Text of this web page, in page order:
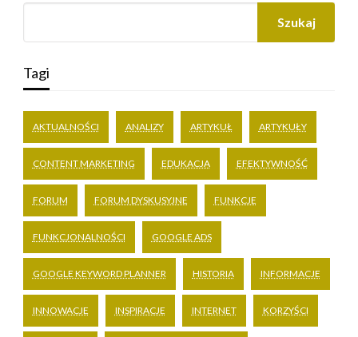
Szukaj
Tagi
AKTUALNOŚCI ANALIZY ARTYKUŁ ARTYKUŁY
CONTENT MARKETING EDUKACJA EFEKTYWNOŚĆ
FORUM FORUM DYSKUSYJNE FUNKCJE
FUNKCJONALNOŚCI GOOGLE ADS
GOOGLE KEYWORD PLANNER HISTORIA INFORMACJE
INNOWACJE INSPIRACJE INTERNET KORZYŚCI